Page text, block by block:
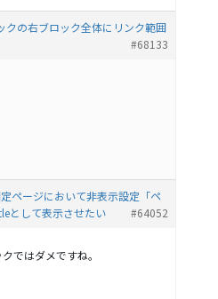
クの右ブロック全体にリンク範囲
#68133
ページにおいて非表示設定「ペ
として表示させたい
#64052
ではダメですね。